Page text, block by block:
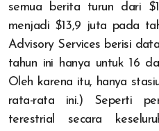
semua berita turun dari
menjadi $13,9 juta pada
Advisory Services berisi
tahun ini hanya untuk 16
Oleh karena itu, hanya
rata-rata ini.) Seperti
terestrial secara